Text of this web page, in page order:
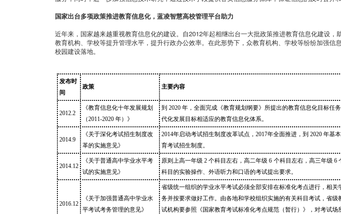
国家出台多项政策推进教育信息化，蓝凌智慧高校管理平台助力
近年来，国家越来越重视教育信息化的建设。自2012年起相继出台一大批政策推进教育信息化建设，
教育机构、学校等提升管理水平，提升行政办公效率。在此形势下，众教育机构、学校等纷纷加强信
校园建设落地。
发布时
间
政策 主要内容
2012.2
《教育信息化十年发展规划
（2011-2020 年）》
到 2020 年，全面完成《教育规划纲要》所提出的教育信息化目标任
代化发展目标相适应的教育信息化体系。
2014.9
《关于深化考试招生制度改
革的实施意见》
2014年启动考试招生制度改革试点，2017年全面推进，到 2020 年基
育考试招生制度。
2014.12
《关于普通高中学业水平考
试的实施意见》
原则上高一年级 2 个科目左右，高二年级 6 个科目左右，高三年级 6
科目的实验操作、外语听力和口语的考试提出要求。
2016.12
《关于加强普通高中学业水
平考试考务管理的意见》
省级统一组织的学业水平考试必须全部安排在标准化考点进行，相关
务并按要求做好工作。由各地和学校组织实施的有关科目考试，省级
试机构要参照《国家教育考试标准化考点规范（暂行）》，对考试场